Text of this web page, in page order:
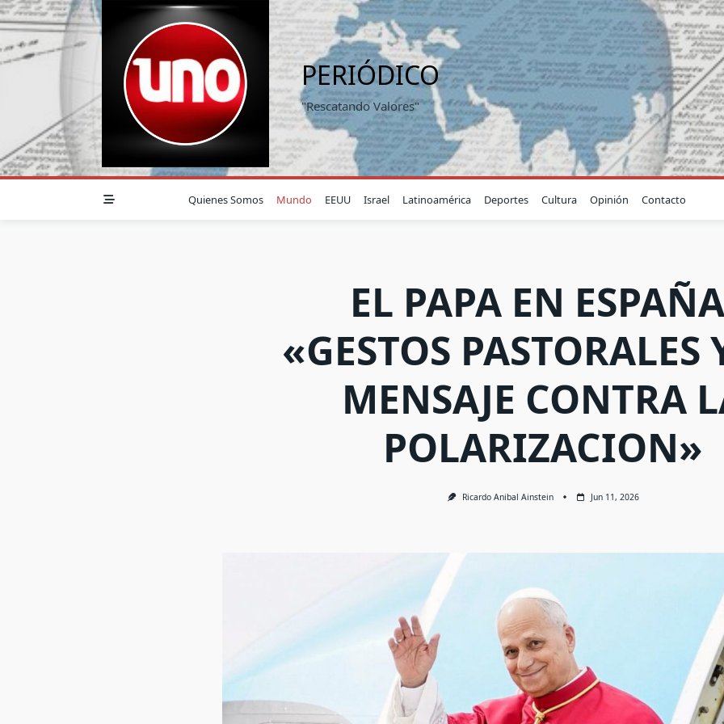
Saltar
al
contenido
PERIÓDICO
"Rescatando Valores"
Quienes Somos Mundo EEUU Israel Latinoamérica Deportes Cultura Opinión Contacto
EL PAPA EN
«GESTOS PASTORALES
MENSAJE CONTRA
POLARIZACION»
Ricardo Anibal Ainstein Jun 11, 2026